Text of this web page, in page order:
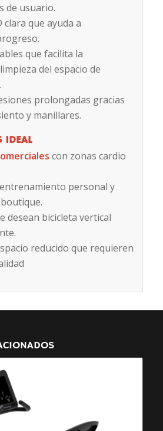
de usuario.
clara que ayuda a
que facilita la
del espacio de
prolongadas gracias
y manillares.
IDEAL
con zonas cardio
personal y
desean bicicleta vertical
reducido que requieren